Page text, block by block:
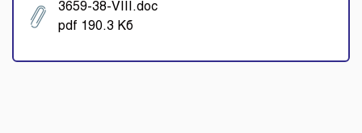
3659-38-VIII.doc
pdf 190.3 Кб